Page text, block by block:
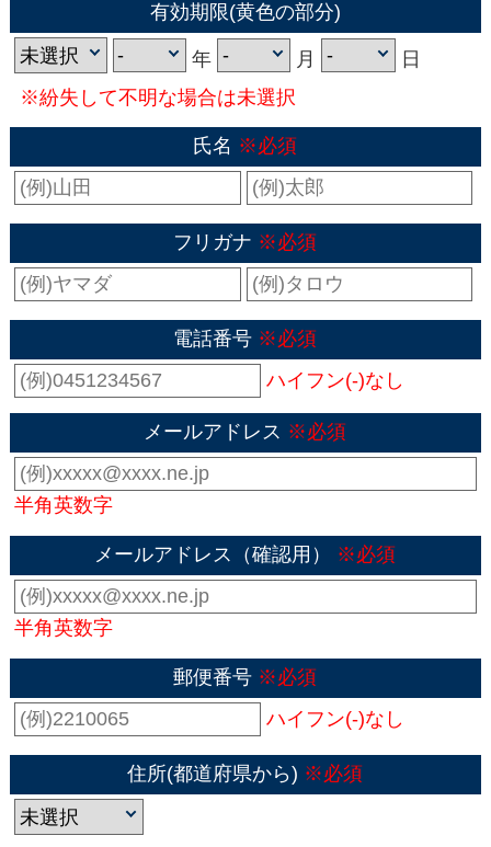
有効期限(黄色の部分)
年 月
日
※紛失して不明な場合は未選択
氏名 ※必須
フリガナ ※必須
電話番号 ※必須
ハイフン(-)なし
メールアドレス ※必須
半角英数字
メールアドレス（確認用） ※必須
半角英数字
郵便番号 ※必須
ハイフン(-)なし
住所(都道府県から) ※必須